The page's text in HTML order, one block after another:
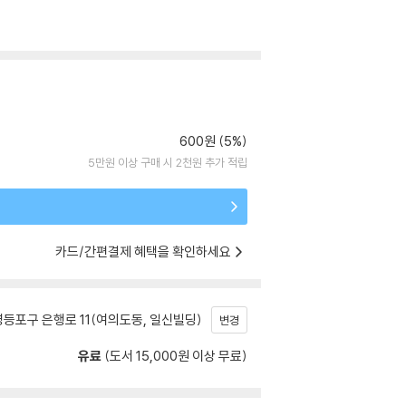
600원 (5%)
5만원 이상 구매 시 2천원 추가 적립
카드/간편결제 혜택을 확인하세요
포구 은행로 11(여의도동, 일신빌딩) 변경
유료 (도서 15,000원 이상 무료)